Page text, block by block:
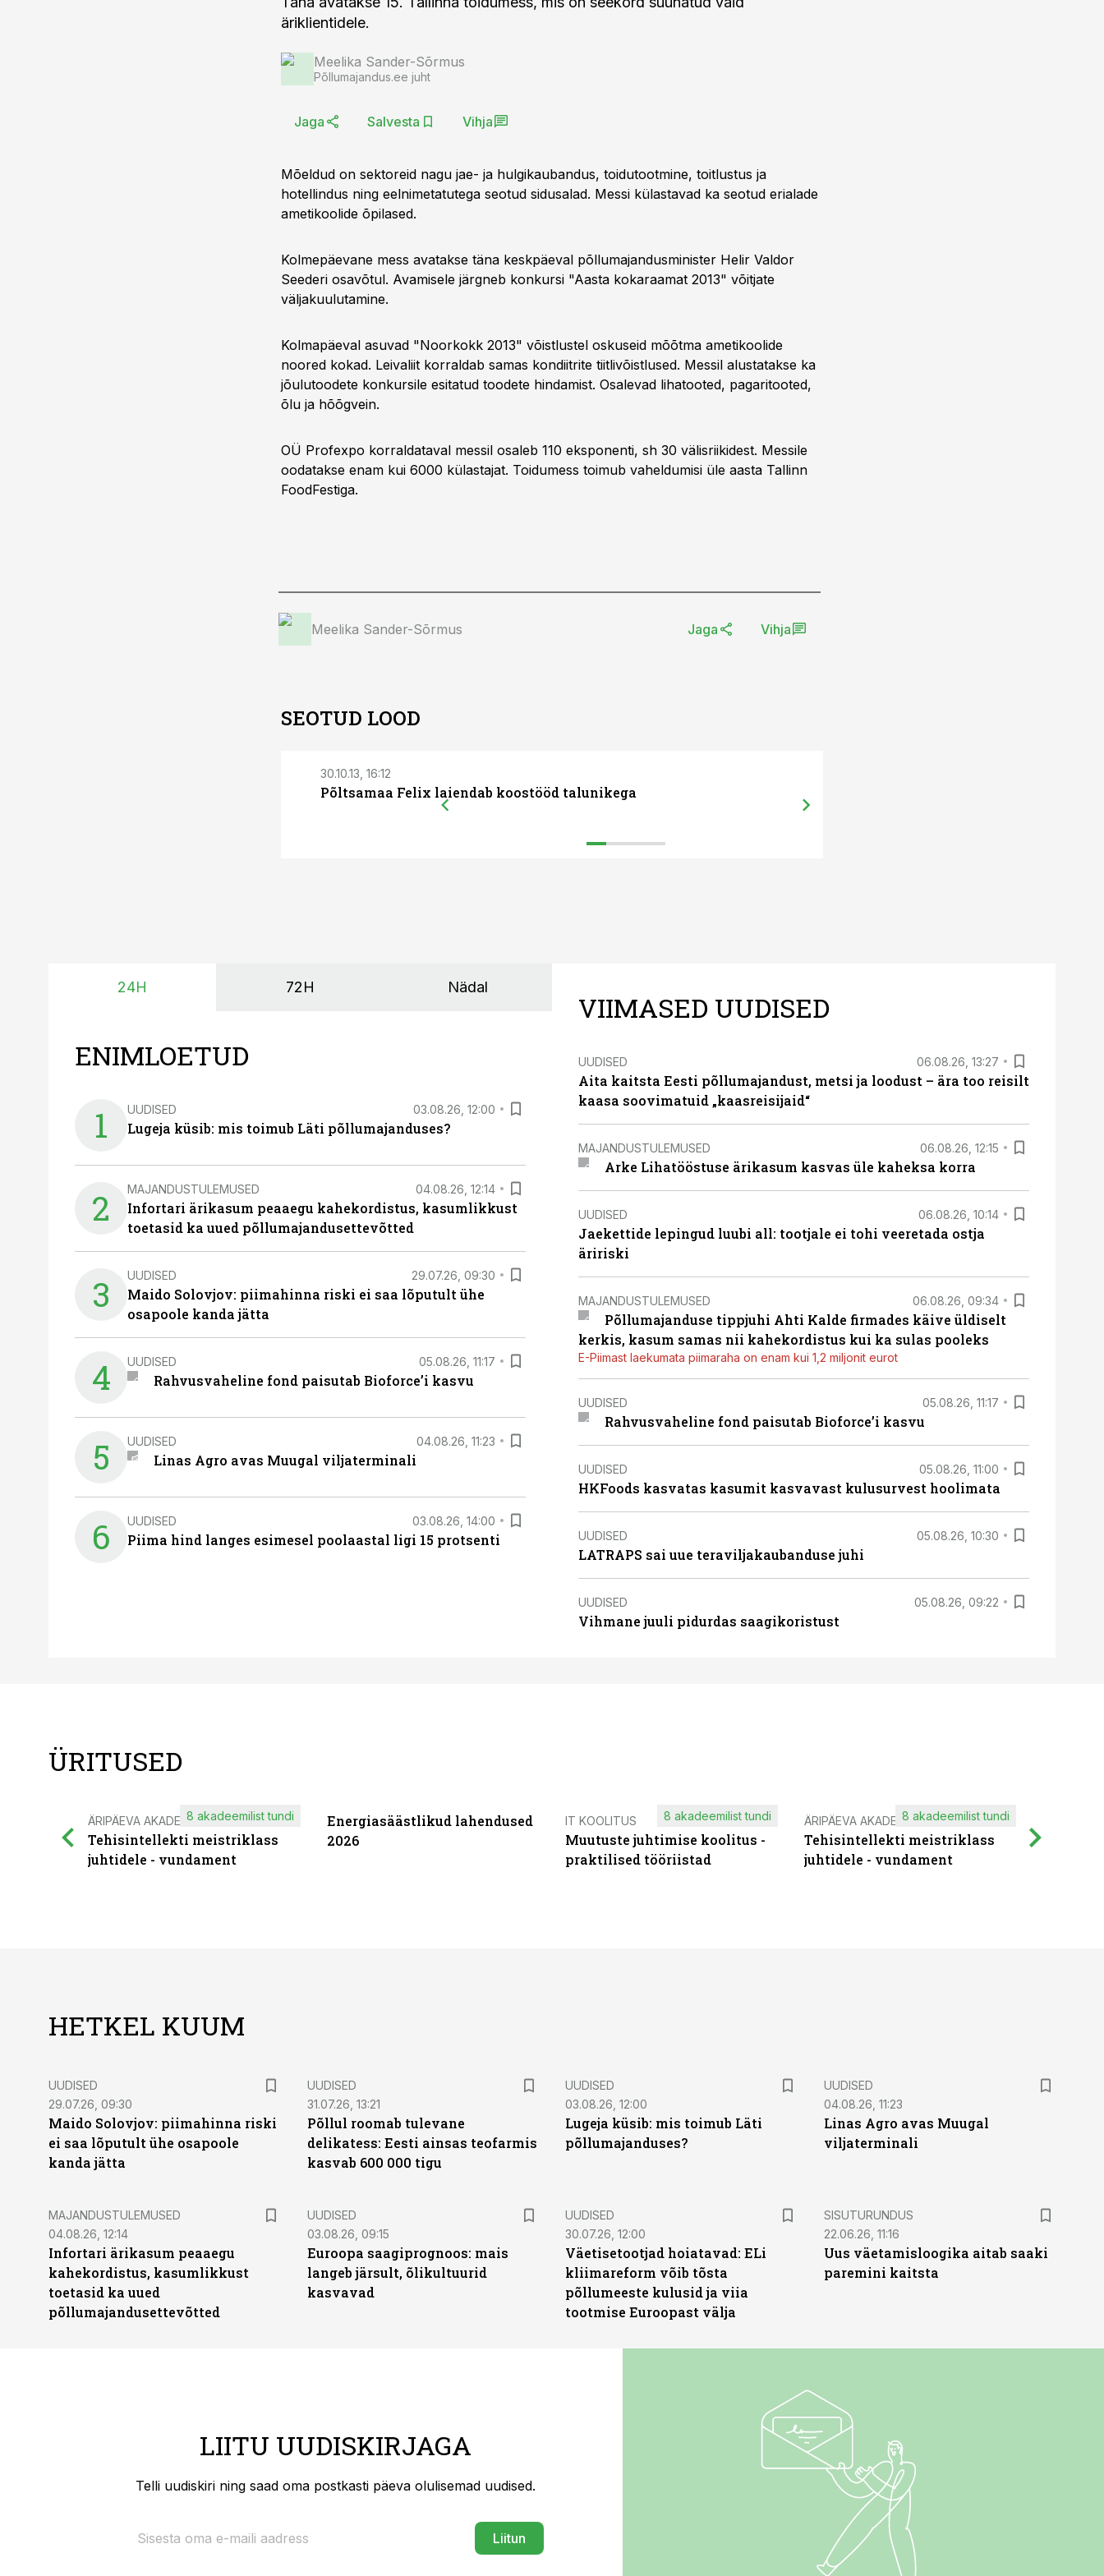
äriklientidele.
Meelika Sander-Sõrmus
Põllumajandus.ee juht
Jaga Salvesta Vihja
Mõeldud on sektoreid nagu jae- ja hulgikaubandus, toidutootmine, toitlustus ja
hotellindus ning eelnimetatutega seotud sidusalad. Messi külastavad ka seotud erialade
ametikoolide õpilased.
Kolmepäevane mess avatakse täna keskpäeval põllumajandusminister Helir Valdor
Seederi osavõtul. Avamisele järgneb konkursi "Aasta kokaraamat 2013" võitjate
väljakuulutamine.
Kolmapäeval asuvad "Noorkokk 2013" võistlustel oskuseid mõõtma ametikoolide
noored kokad. Leivaliit korraldab samas kondiitrite tiitlivõistlused. Messil alustatakse ka
jõulutoodete konkursile esitatud toodete hindamist. Osalevad lihatooted, pagaritooted,
õlu ja hõõgvein.
OÜ Profexpo korraldataval messil osaleb 110 eksponenti, sh 30 välisriikidest. Messile
oodatakse enam kui 6000 külastajat. Toidumess toimub vaheldumisi üle aasta Tallinn
FoodFestiga.
Meelika Sander-Sõrmus Jaga Vihja
SEOTUD LOOD
30.10.13, 16:12
Põltsamaa Felix laiendab koostööd talunikega
24H 72H Nädal
ENIMLOETUD
1 UUDISED 03.08.26, 12:00
Lugeja küsib: mis toimub Läti põllumajanduses?
2 MAJANDUSTULEMUSED 04.08.26, 12:14
Infortari ärikasum peaaegu kahekordistus, kasumlikkust
toetasid ka uued põllumajandusettevõtted
3 UUDISED 29.07.26, 09:30
Maido Solovjov: piimahinna riski ei saa lõputult ühe
osapoole kanda jätta
4 UUDISED 05.08.26, 11:17
Rahvusvaheline fond paisutab Bioforce’i kasvu
5 UUDISED 04.08.26, 11:23
Linas Agro avas Muugal viljaterminali
6 UUDISED 03.08.26, 14:00
Piima hind langes esimesel poolaastal ligi 15 protsenti
VIIMASED UUDISED
UUDISED 06.08.26, 13:27
Aita kaitsta Eesti põllumajandust, metsi ja loodust – ära too reisilt
kaasa soovimatuid „kaasreisijaid“
MAJANDUSTULEMUSED 06.08.26, 12:15
Arke Lihatööstuse ärikasum kasvas üle kaheksa korra
UUDISED 06.08.26, 10:14
Jaekettide lepingud luubi all: tootjale ei tohi veeretada ostja
äririski
MAJANDUSTULEMUSED 06.08.26, 09:34
Põllumajanduse tippjuhi Ahti Kalde firmades käive üldiselt
kerkis, kasum samas nii kahekordistus kui ka sulas pooleks
E-Piimast laekumata piimaraha on enam kui 1,2 miljonit eurot
UUDISED 05.08.26, 11:17
Rahvusvaheline fond paisutab Bioforce’i kasvu
UUDISED 05.08.26, 11:00
HKFoods kasvatas kasumit kasvavast kulusurvest hoolimata
UUDISED 05.08.26, 10:30
LATRAPS sai uue teraviljakaubanduse juhi
UUDISED 05.08.26, 09:22
Vihmane juuli pidurdas saagikoristust
ÜRITUSED
ÄRIPÄEVA AKADEEMIA
Tehisintellekti meistriklass
juhtidele - vundament
8 akadeemilist tundi
Energiasäästlikud lahendused
2026
IT KOOLITUS
Muutuste juhtimise koolitus -
praktilised tööriistad
8 akadeemilist tundi ÄRIPÄEVA AKADEEMIA
Tehisintellekti meistriklass
juhtidele - vundament
8 akadeemilist tundi
HETKEL KUUM
UUDISED
29.07.26, 09:30
Maido Solovjov: piimahinna riski
ei saa lõputult ühe osapoole
kanda jätta
UUDISED
31.07.26, 13:21
Põllul roomab tulevane
delikatess: Eesti ainsas teofarmis
kasvab 600 000 tigu
UUDISED
03.08.26, 12:00
Lugeja küsib: mis toimub Läti
põllumajanduses?
UUDISED
04.08.26, 11:23
Linas Agro avas Muugal
viljaterminali
MAJANDUSTULEMUSED
04.08.26, 12:14
Infortari ärikasum peaaegu
kahekordistus, kasumlikkust
toetasid ka uued
põllumajandusettevõtted
UUDISED
03.08.26, 09:15
Euroopa saagiprognoos: mais
langeb järsult, õlikultuurid
kasvavad
UUDISED
30.07.26, 12:00
Väetisetootjad hoiatavad: ELi
kliimareform võib tõsta
põllumeeste kulusid ja viia
tootmise Euroopast välja
ST
SISUTURUNDUS
22.06.26, 11:16
Uus väetamisloogika aitab saaki
paremini kaitsta
LIITU UUDISKIRJAGA
Telli uudiskiri ning saad oma postkasti päeva olulisemad uudised.
Liitun